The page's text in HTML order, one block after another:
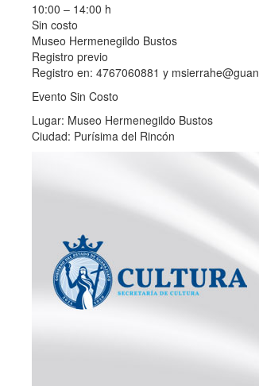
10:00 – 14:00 h
Sin costo
Museo Hermenegildo Bustos
Registro previo
Registro en: 4767060881 y
Evento Sin Costo
Lugar: Museo Hermenegildo Bustos
Ciudad: Purísima del Rincón